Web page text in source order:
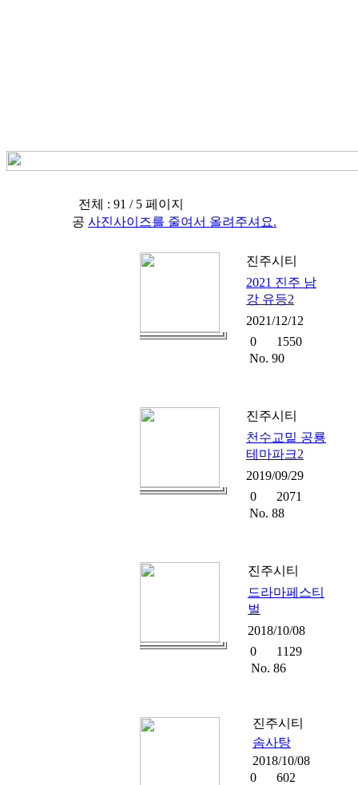
전체 : 91 / 5 페이지
공 사진사이즈를 줄여서 올려주셔요.
진주시티
2021 진주 남
강 유등2
2021/12/12
0
1550
No. 90
진주시티
천수교밑 공룡
테마파크2
2019/09/29
0
2071
No. 88
진주시티
드라마페스티
벌
2018/10/08
0
1129
No. 86
진주시티
솜사탕
2018/10/08
0
602